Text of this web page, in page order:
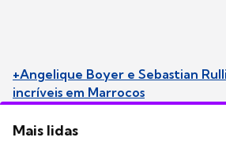
+Angelique Boyer e Sebastian
incríveis em Marrocos
Mais lidas